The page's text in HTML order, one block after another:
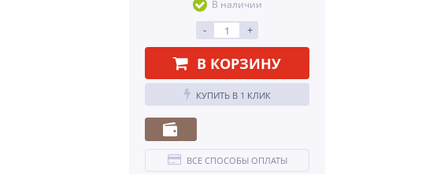
В наличии
- +
В КОРЗИНУ
КУПИТЬ В 1 КЛИК
ВСЕ СПОСОБЫ ОПЛАТЫ